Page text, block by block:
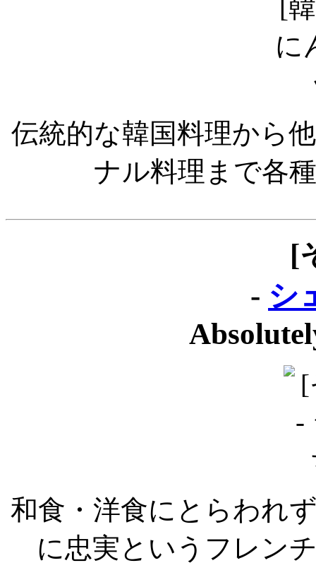
伝統的な韓国料理から
ナル料理まで各
[
- シ
和食・洋食にとらわれ
に忠実というフレン